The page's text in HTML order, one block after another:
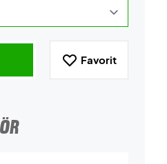
Favorit